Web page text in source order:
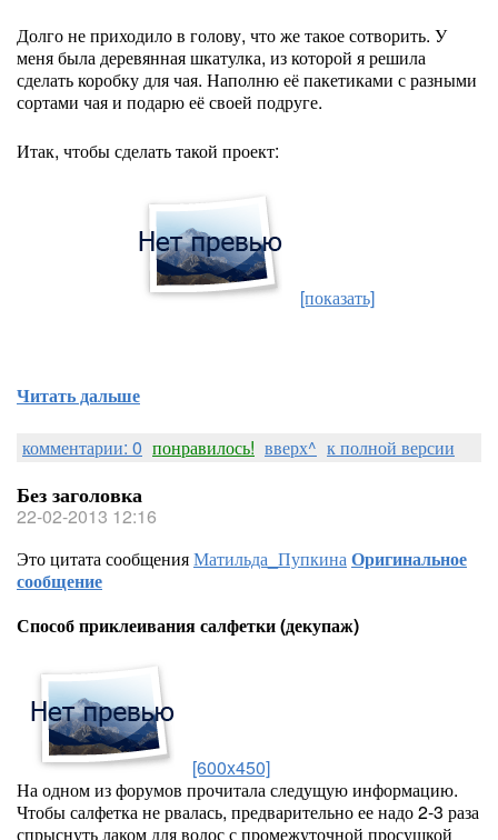
Долго не приходило в голову, что же такое сотворить. У
меня была деревянная шкатулка, из которой я решила
сделать коробку для чая. Наполню её пакетиками с разными
сортами чая и подарю её своей подруге.
Итак, чтобы сделать такой проект:
[показать]
Читать дальше
комментарии: 0 понравилось! вверх^ к полной версии
Без заголовка
22-02-2013 12:16
Это цитата сообщенияМатильда_ПупкинаОригинальное
сообщение
Способ приклеивания салфетки (декупаж)
[600x450]
На одном из форумов прочитала следущую информацию.
Чтобы салфетка не рвалась, предварительно ее надо 2-3 раза
спрыснуть лаком для волос с промежуточной просушкой